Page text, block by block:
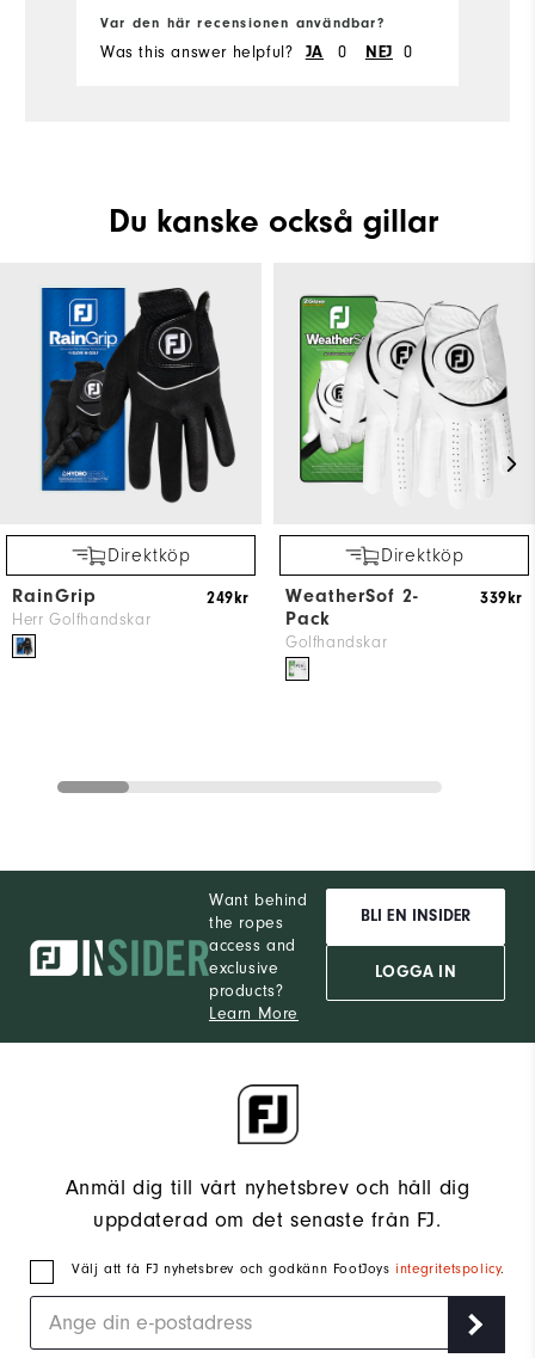
Var den här recensionen användbar?
Was this answer helpful? JA 0 NEJ 0
Du kanske också gillar
Direktköp
RainGrip
Herr Golfhandskar
249kr
Direktköp
WeatherSof 2-
Pack
Golfhandskar
339kr
Want behind
the ropes
access and
exclusive
products?
Learn More
BLI EN INSIDER
LOGGA IN
Anmäl dig till vårt nyhetsbrev och håll dig
uppdaterad om det senaste från FJ.
Välj att få FJ nyhetsbrev och godkänn FootJoysintegritetspolicy.